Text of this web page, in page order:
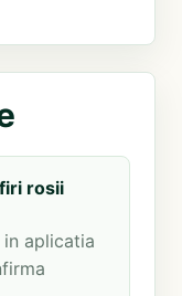
rosii
aplicatia